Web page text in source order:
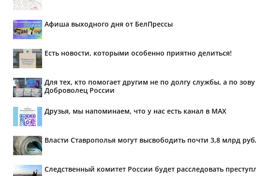
Афиша выходного дня от БелПрессы
Есть новости, которыми особенно приятно делиться!
Для тех, кто помогает другим не по долгу службы, а по
Доброволец России
Друзья, мы напоминаем, что у нас есть канал в МАХ
Власти Ставрополья могут высвободить почти 3,8 млрд
Следственный комитет России будет расследовать